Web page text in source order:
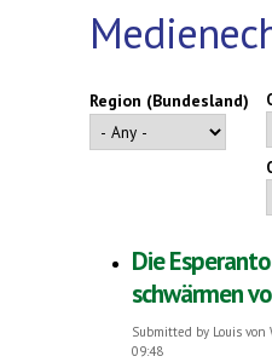
Region (Bundesland)
Die
schwärmen
Submitted by Louis von
09:48